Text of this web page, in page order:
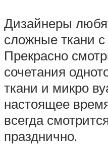
Дизайнеры
сложные ткани
Прекрасно
сочетания
ткани и микро
настоящее
всегда
празднично.